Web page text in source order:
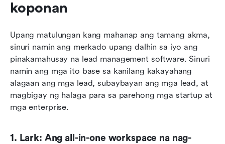
koponan
Upang matulungan kang mahanap ang tamang akma,
sinuri namin ang merkado upang dalhin sa iyo ang
pinakamahusay na lead management software. Sinuri
namin ang mga ito base sa kanilang kakayahang
alagaan ang mga lead, subaybayan ang mga lead, at
magbigay ng halaga para sa parehong mga startup at
mga enterprise.
1. Lark: Ang all-in-one workspace na nag-